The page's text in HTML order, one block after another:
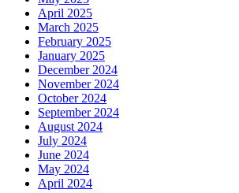
April 2025
March 2025
February 2025
January 2025
December 2024
November 2024
October 2024
September 2024
August 2024
July 2024
June 2024
May 2024
April 2024